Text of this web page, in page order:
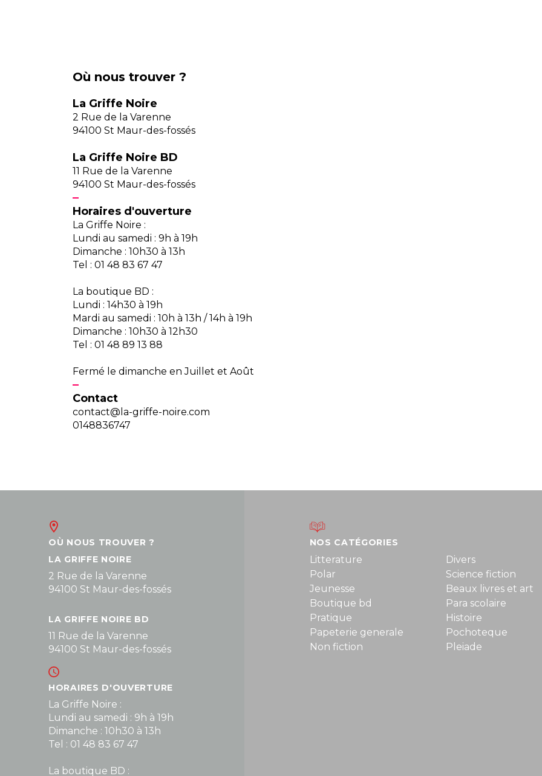
Où nous trouver ?
La Griffe Noire
2 Rue de la Varenne
94100 St Maur-des-fossés
La Griffe Noire BD
11 Rue de la Varenne
94100 St Maur-des-fossés
Horaires d'ouverture
La Griffe Noire :
Lundi au samedi : 9h à 19h
Dimanche : 10h30 à 13h
Tel : 01 48 83 67 47
La boutique BD :
Lundi : 14h30 à 19h
Mardi au samedi : 10h à 13h / 14h à 19h
Dimanche : 10h30 à 12h30
Tel : 01 48 89 13 88
Fermé le dimanche en Juillet et Août
Contact
contact@la-griffe-noire.com
0148836747
OÙ NOUS TROUVER ?
LA GRIFFE NOIRE
2 Rue de la Varenne
94100 St Maur-des-fossés
LA GRIFFE NOIRE BD
11 Rue de la Varenne
94100 St Maur-des-fossés
HORAIRES D'OUVERTURE
La Griffe Noire :
Lundi au samedi : 9h à 19h
Dimanche : 10h30 à 13h
Tel : 01 48 83 67 47
La boutique BD :
NOS CATÉGORIES
Litterature
Polar
Jeunesse
Boutique bd
Pratique
Papeterie generale
Non fiction
Divers
Science fiction
Beaux livres et art
Para scolaire
Histoire
Pochoteque
Pleiade